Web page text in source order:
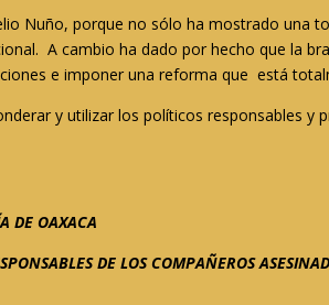
Nuño, porque no sólo ha mostrado una
A cambio ha dado por hecho que la
e imponer una reforma que está
y utilizar los políticos responsables
DE OAXACA
DE LOS COMPAÑEROS